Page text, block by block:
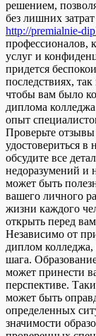
решением,
без лишних
http://premialnie-
профессионалов,
услуг и
придется
последствиях,
чтобы вам было
диплома
опыт
Проверьте
удостовериться
обсудите все
недоразумений и
может быть
вашего личного
жизни каждого
открыть перед
Независимо от
диплом
шага.
может принести
перспективе.
может быть
определенных
значимости